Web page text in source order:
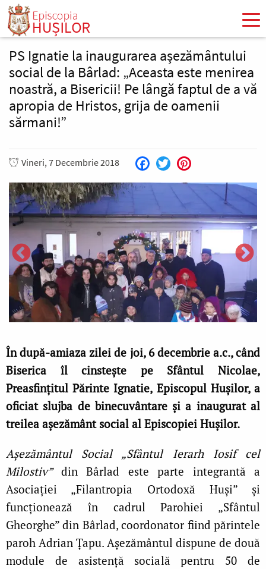
Mergi
conţinutul
principal
PS Ignatie la inaugurarea așezământului
social de la Bârlad: „Aceasta este menirea
noastră, a Bisericii! Pe lângă faptul de a vă
apropia de Hristos, grija de oamenii
sărmani!”
Vineri, 7 Decembrie 2018 Facebook
Twitter
În după-amiaza zilei de joi, 6 decembrie a.c., când
Biserica îl cinstește pe Sfântul Nicolae,
Preasfințitul Părinte Ignatie, Episcopul Hușilor, a
oficiat slujba de binecuvântare și a inaugurat al
treilea așezământ social al Episcopiei Hușilor.
Așezământul Social „Sfântul Ierarh Iosif cel
Milostiv” din Bârlad este parte integrantă a
Asociației „Filantropia Ortodoxă Huși” și
funcţionează în cadrul Parohiei „Sfântul
Gheorghe” din Bârlad, coordonator fiind părintele
paroh Adrian Ţapu. Aşezământul dispune de două
module de asistență socială pentru 50 de